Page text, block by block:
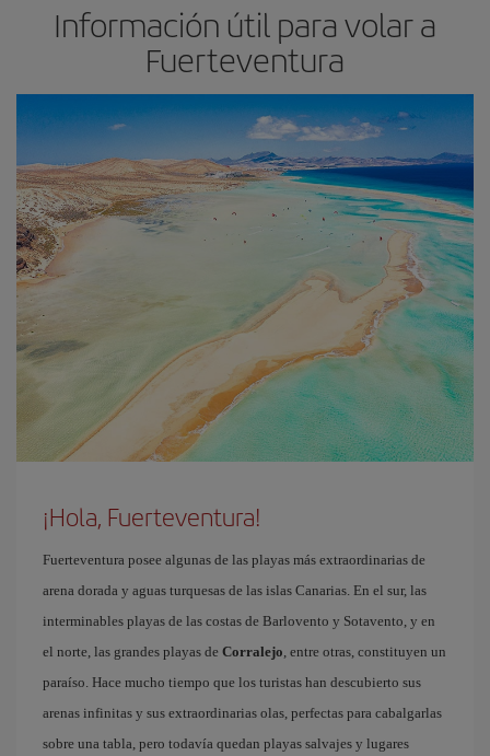
Información útil para volar a
Fuerteventura
¡Hola, Fuerteventura!
Fuerteventura posee algunas de las playas más extraordinarias de
arena dorada y aguas turquesas de las islas Canarias. En el sur, las
interminables playas de las costas de Barlovento y Sotavento, y en
el norte, las grandes playas de Corralejo, entre otras, constituyen un
paraíso. Hace mucho tiempo que los turistas han descubierto sus
arenas infinitas y sus extraordinarias olas, perfectas para cabalgarlas
sobre una tabla, pero todavía quedan playas salvajes y lugares